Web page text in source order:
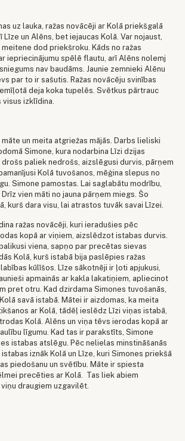
uz lauka, ražas novācēji ar Kolā priekšgalā
Līze un Alēns, bet iejaucas Kolā. Var nojaust,
meitene dod priekšroku. Kāds no ražas
iepriecinājumu spēlē flautu, arī Alēns nolemj
nav baudāms. Jaunie zemnieki Alēnu
par to ir sašutis. Ražas novācēju svinības
deja koka tupelēs. Svētkus pārtrauc
visus izklīdina.
un meita atgriežas mājās. Darbs lieliski
Simone, kura nodarbina Līzi dzijas
drošs paliek nedrošs, aizslēgusi durvis, pārņem
Kolā tuvošanos, mēģina slepus no
Simone pamostas. Lai saglabātu modrību,
vien māti no jauna pārņem miegs. Šo
kurš dara visu, lai atrastos tuvāk savai Līzei.
ražas novācēji, kuri ieradušies pēc
kopā ar viņiem, aizslēdzot istabas durvis.
viena, sapņo par precētas sievas
Kolā, kurš istabā bija paslēpies ražas
kūlīšos. Līze sākotnēji ir ļoti apjukusi,
apmainās ar kakla lakatiņiem, apliecinot
pret otru. Kad dzirdama Simones tuvošanās,
savā istabā. Mātei ir aizdomas, ka meita
ar Kolā, tādēļ ieslēdz Līzi viņas istabā,
Kolā. Alēns un viņa tēvs ierodas kopā ar
līgumu. Kad tas ir parakstīts, Simone
istabas atslēgu. Pēc nelielas minstināšanās
iznāk Kolā un Līze, kuri Simones priekšā
piedošanu un svētību. Māte ir spiesta
precēties ar Kolā. Tas liek abiem
draugiem uzgavilēt.